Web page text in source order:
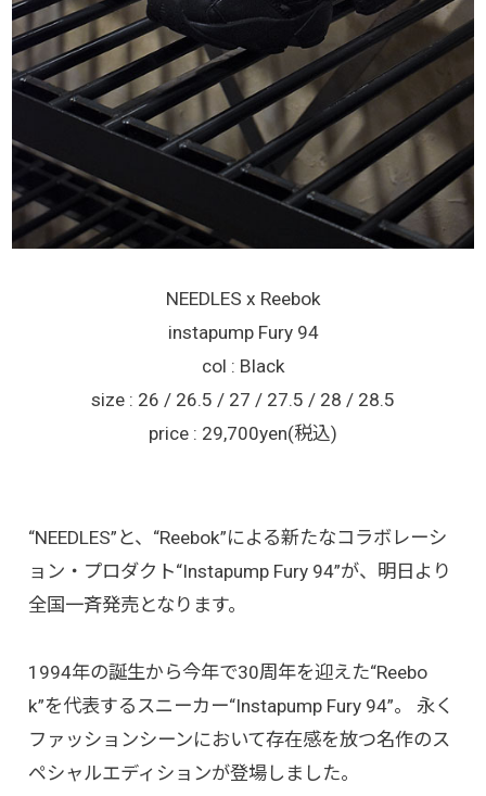
NEEDLES x Reebok
instapump Fury 94
col : Black
size : 26 / 26.5 / 27 / 27.5 / 28 / 28.5
price : 29,700yen(税込)
“NEEDLES”と、“Reebok”による新たなコラボレーシ
ョン・プロダクト“Instapump Fury 94”が、明日より
全国一斉発売となります。
1994年の誕生から今年で30周年を迎えた“Reebo
k”を代表するスニーカー“Instapump Fury 94”。 永く
ファッションシーンにおいて存在感を放つ名作のス
ペシャルエディションが登場しました。